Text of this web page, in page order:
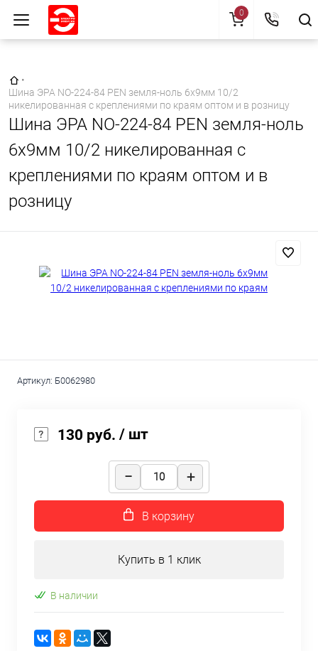
Главная страница
•
Шина ЭРА NO-224-84 PEN земля-ноль 6х9мм 10/2
никелированная с креплениями по краям оптом и в розницу
Шина ЭРА NO-224-84 PEN земля-ноль
6х9мм 10/2 никелированная с
креплениями по краям оптом и в
розницу
Артикул: Б0062980
130 руб. / шт
В корзину
Купить в 1 клик
В наличии
0